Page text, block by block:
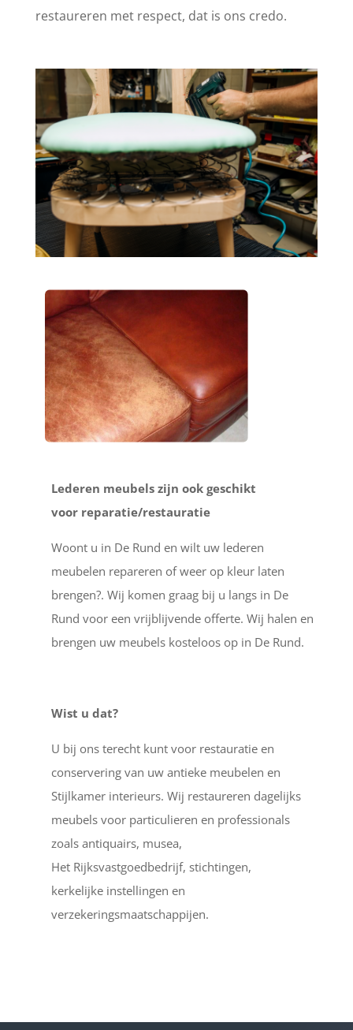
restaureren met respect, dat is ons credo.
Lederen meubels zijn ook geschikt
voor reparatie/restauratie
Woont u in De Rund en wilt uw lederen
meubelen repareren of weer op kleur laten
brengen?. Wij komen graag bij u langs in De
Rund voor een vrijblijvende offerte. Wij halen en
brengen uw meubels kosteloos op in De Rund.
Wist u dat?
U bij ons terecht kunt voor restauratie en
conservering van uw antieke meubelen en
Stijlkamer interieurs. Wij restaureren dagelijks
meubels voor particulieren en professionals
zoals antiquairs, musea,
Het Rijksvastgoedbedrijf, stichtingen,
kerkelijke instellingen en
verzekeringsmaatschappijen.